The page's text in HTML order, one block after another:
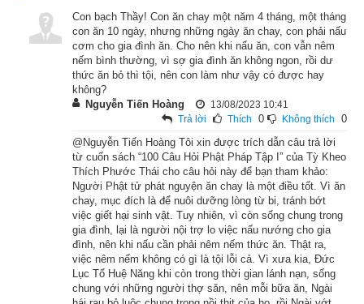
thời đức Thích-ca Mâu-ni thì nhờ phước báo đã gieo trồng từ
kiếp trước nên được sinh ra làm vua.
Đệ nhất hoàng phi của vua Ưu Đạt là phu nhân Nguyệt Minh,
bà vừa có tài vừa hiền đức nên rất được vua thương yêu trìu
Có một hôm, hoàng phi Nguyệt Minh thấy vua dường như có
tâm sự gì, bà thắc mắc hỏi:
– Đại Vương, không hiểu tại sao đại vương lại có vẻ ưu tư?
– Ta nghe một vị thánh đã chứng quả nói với ta rằng thọ mệnh
của nàng đã sắp mãn. Ta nghĩ đến nỗi khổ của sự biệt ly sinh
tử nên mới để lộ ra nét ưu tư.
Con bạch Thầy! Con ăn chay một năm 4 tháng, một tháng
con ăn 10 ngày, nhưng những ngày ăn chay, con phải nấu
cơm cho gia đình ăn. Cho nên khi nấu ăn, con vẫn nêm
nếm bình thường, vì sợ gia đình ăn không ngon, rồi dư
thức ăn bỏ thì tội, nên con làm như vậy có được hay
không?
Nguyễn Tiến Hoàng
Trả lời Thích 0 Không thích 0
13/08/2023 10:41
@Nguyễn Tiến Hoàng Tôi xin được trích dẫn câu trả lời
từ cuốn sách “100 Câu Hỏi Phật Pháp Tập I” của Tỳ Kheo
Thích Phước Thái cho câu hỏi này để bạn tham khảo:
Người Phật tử phát nguyện ăn chay là một điều tốt. Vì ăn
chay, mục đích là để nuôi dưỡng lòng từ bi, tránh bớt
việc giết hại sinh vật. Tuy nhiên, vì còn sống chung trong
gia đình, lại là người nội trợ lo việc nấu nướng cho gia
đình, nên khi nấu cần phải nêm nếm thức ăn. Thật ra,
việc nêm nếm không có gì là tội lỗi cả. Vì xưa kia, Đức
Lục Tổ Huệ Năng khi còn trong thời gian lánh nạn, sống
chung với những người thợ săn, nên mỗi bữa ăn, Ngài